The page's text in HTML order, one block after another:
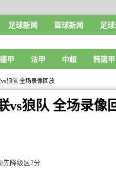
足球新闻 篮球新闻 足
德甲 法甲 中超 韩篮甲
狼队 全场录像回放
vs狼队 全场录像
先降级区2分